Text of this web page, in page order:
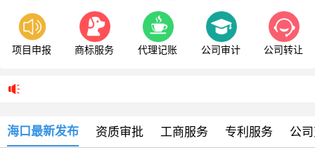
项目申报 商标服务 代理记账 公司审计 公司转让
海口最新发布 资质审批 工商服务 专利服务 公